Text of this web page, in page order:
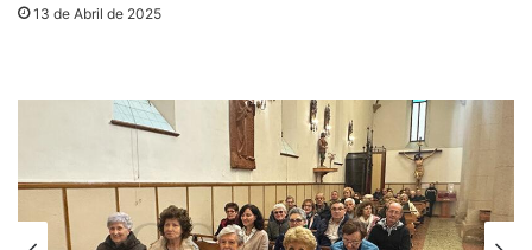
13 de Abril de 2025